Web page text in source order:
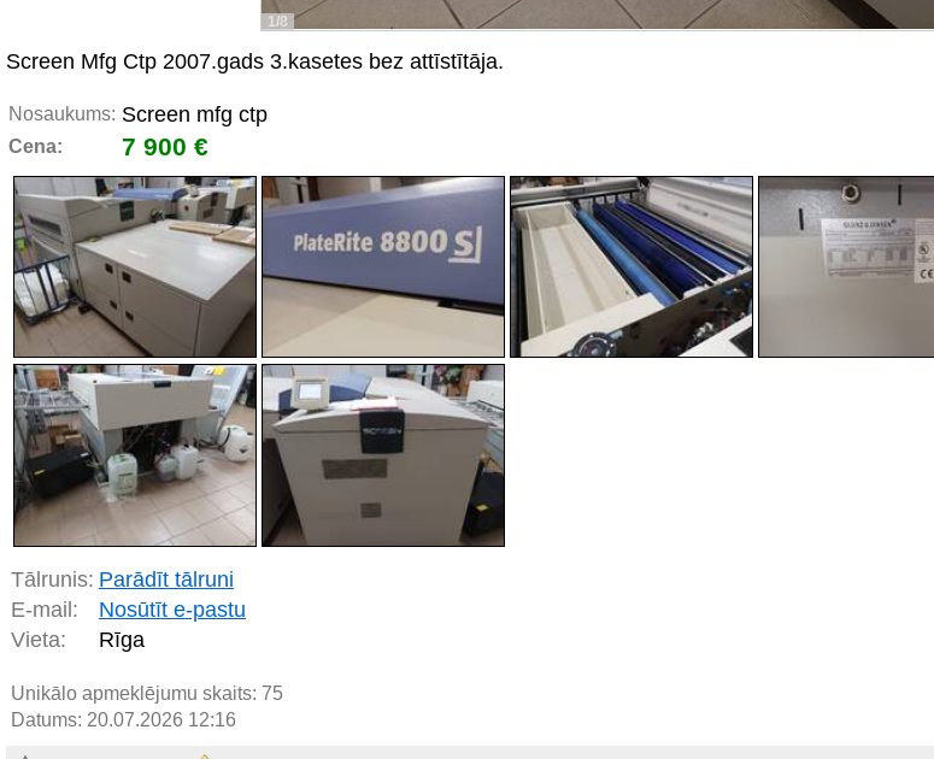
1/8
Screen Mfg Ctp 2007.gads 3.kasetes bez attīstītāja.
Nosaukums: Screen mfg ctp
Cena: 7 900 €
Tālrunis: Parādīt tālruni
E-mail:
Nosūtīt e-pastu
Vieta:
Rīga
Unikālo apmeklējumu skaits: 75
Datums: 20.07.2026 12:16